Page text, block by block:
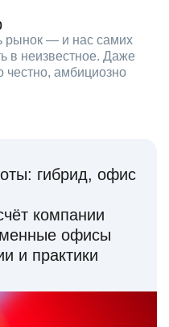
рынок — и нас самих
в неизвестное. Даже
честно, амбициозно
гибрид, офис
компании
офисы
и практики